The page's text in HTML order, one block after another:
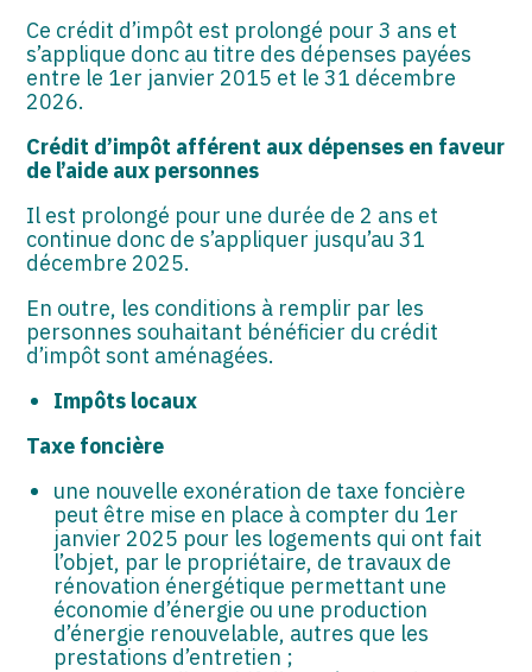
Ce crédit d’impôt est prolongé pour 3 ans et
s’applique donc au titre des dépenses payées
entre le 1er janvier 2015 et le 31 décembre
2026.
Crédit d’impôt afférent aux dépenses en faveur
de l’aide aux personnes
Il est prolongé pour une durée de 2 ans et
continue donc de s’appliquer jusqu’au 31
décembre 2025.
En outre, les conditions à remplir par les
personnes souhaitant bénéficier du crédit
d’impôt sont aménagées.
Impôts locaux
Taxe foncière
une nouvelle exonération de taxe foncière
peut être mise en place à compter du 1er
janvier 2025 pour les logements qui ont fait
l’objet, par le propriétaire, de travaux de
rénovation énergétique permettant une
économie d’énergie ou une production
d’énergie renouvelable, autres que les
prestations d’entretien ;